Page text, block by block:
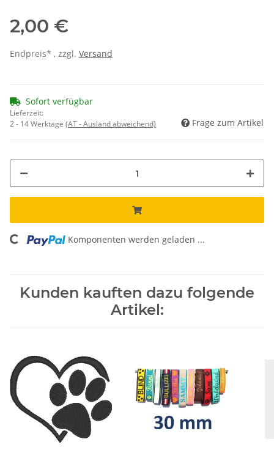
2,00 €
Endpreis* , zzgl. Versand
Sofort verfügbar
Lieferzeit:
2 - 14 Werktage (AT - Ausland abweichend) Frage zum Artikel
Loading... Komponenten werden geladen ...
Kunden kauften dazu folgende
Artikel: